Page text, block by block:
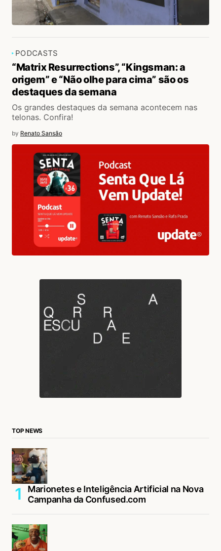
PODCASTS
“Matrix Resurrections”, “Kingsman: a
origem” e “Não olhe para cima” são os
destaques da semana
Os grandes destaques da semana acontecem nas
telonas. Confira!
by Renato Sansão
TOP NEWS
Marionetes e Inteligência Artificial na Nova
Campanha da Confused.com